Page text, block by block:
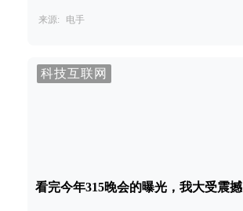
来源: 电手
科技互联网
看完今年315晚会的曝光，我大受震撼